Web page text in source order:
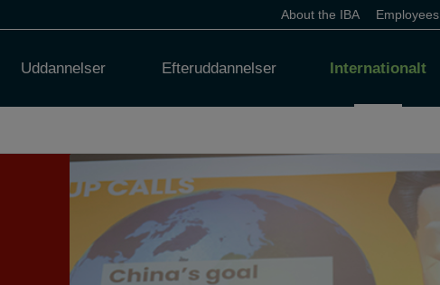
About the IBA Employees
Uddannelser Efteruddannelser Internationalt